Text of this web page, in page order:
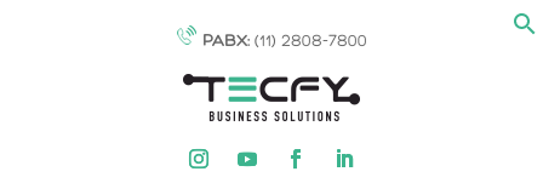
PABX: (11) 2808-7800